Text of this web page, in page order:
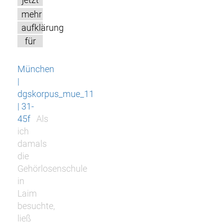
mehr
aufklärung
für
München
|
dgskorpus_mue_11
| 31-
45f
Als
ich
damals
die
Gehörlosenschule
in
Laim
besuchte,
ließ